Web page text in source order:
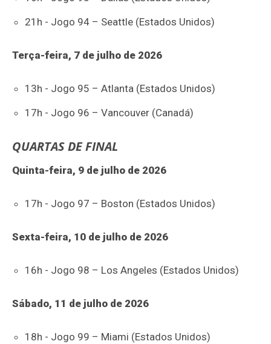
21h - Jogo 94 – Seattle (Estados Unidos)
Terça-feira, 7 de julho de 2026
13h - Jogo 95 – Atlanta (Estados Unidos)
17h - Jogo 96 – Vancouver (Canadá)
QUARTAS DE FINAL
Quinta-feira, 9 de julho de 2026
17h - Jogo 97 – Boston (Estados Unidos)
Sexta-feira, 10 de julho de 2026
16h - Jogo 98 – Los Angeles (Estados Unidos)
Sábado, 11 de julho de 2026
18h - Jogo 99 – Miami (Estados Unidos)